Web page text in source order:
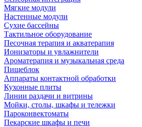
Мягкие модули
Настенные модули
Сухие бассейны
Тактильное оборудование
Песочная терапия и акватерапия
Ионизаторы и увлажнители
Ароматерапия и музыкальная среда
Пищеблок
Аппараты контактной обработки
Кухонные плиты
Линии раздачи и витрины
Мойки, столы, шкафы и тележки
Пароконвектоматы
Пекарские шкафы и печи